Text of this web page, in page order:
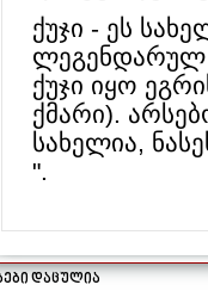
ქუჯი - ეს
ლეგენდარულ
ქუჯი იყო
ქმარი).
სახელია,
".
დაცულია